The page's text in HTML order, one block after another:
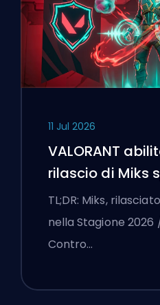
11 Jul 2026
VALORANT
rilascio di Miks
TL;DR: Miks,
nella Stagione
Contro…